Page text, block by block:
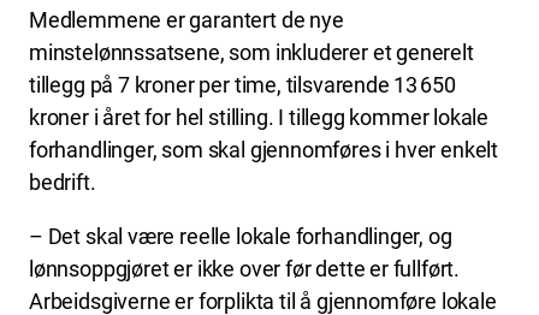
Medlemmene er garantert de nye
minstelønnssatsene, som inkluderer et generelt
tillegg på 7 kroner per time, tilsvarende 13 650
kroner i året for hel stilling. I tillegg kommer lokale
forhandlinger, som skal gjennomføres i hver enkelt
bedrift.
– Det skal være reelle lokale forhandlinger, og
lønnsoppgjøret er ikke over før dette er fullført.
Arbeidsgiverne er forplikta til å gjennomføre lokale